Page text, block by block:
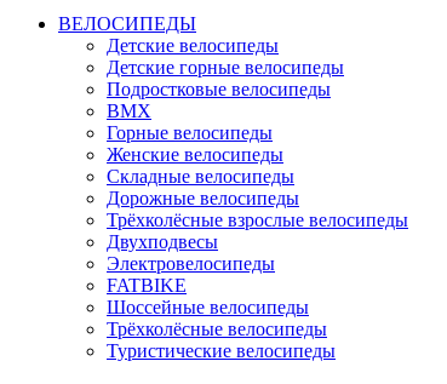
ВЕЛОСИПЕДЫ
Детские велосипеды
Детские горные велосипеды
Подростковые велосипеды
BMX
Горные велосипеды
Женские велосипеды
Складные велосипеды
Дорожные велосипеды
Трёхколёсные взрослые велосипеды
Двухподвесы
Электровелосипеды
FATBIKE
Шоссейные велосипеды
Трёхколёсные велосипеды
Туристические велосипеды